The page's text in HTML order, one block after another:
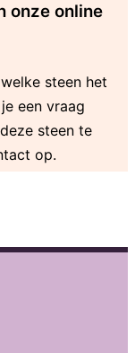
onze online
steen het
een vraag
steen te
op.